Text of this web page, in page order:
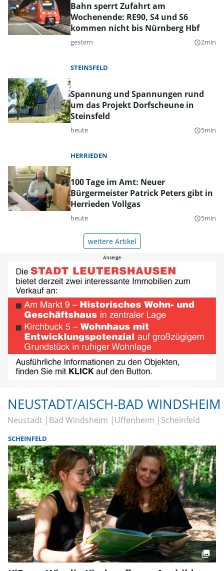
Bahn sperrt Zufahrt am
Wochenende: RE90, S4 und S6
kommen nicht bis Nürnberg Hbf
gestern query_builder2min
STEINSFELD
Spannung und Spannungen rund
um das Projekt Dorfscheune in
Steinsfeld
heute query_builder5min
HERRIEDEN
100 Tage im Amt: Neuer
Bürgermeister Patrick Peters gibt in
Herrieden Vollgas
heute query_builder5min
weitere Artikel
NEUSTADT/AISCH-BAD WINDSHEIM
Neustadt Bad Windsheim Uffenheim Scheinfeld
SCHEINFELD